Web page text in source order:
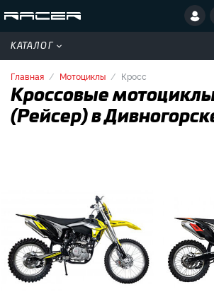
КАТАЛОГ
Главная Мотоциклы Кросс
Кроссовые
(Рейсер) в